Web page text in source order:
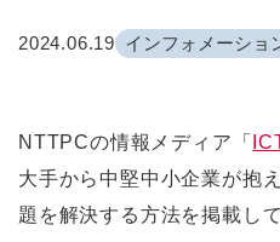
2024.06.19 インフォメーショ
NTTPCの情報メディア「
大手から中堅中小企業が抱
題を解決する方法を掲載し